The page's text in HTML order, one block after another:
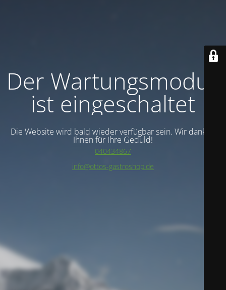
Der Wartungsmodus
ist eingeschaltet
Die Website wird bald wieder verfügbar sein. Wir danken
Ihnen für Ihre Geduld!
040434867
info@ottos-gastroshop.de